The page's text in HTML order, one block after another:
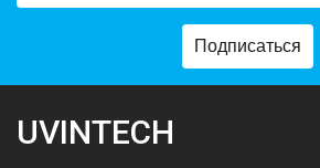
Подписаться
UVINTECH